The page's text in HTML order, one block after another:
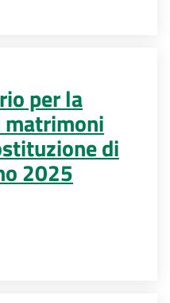
per la
matrimoni
di
2025